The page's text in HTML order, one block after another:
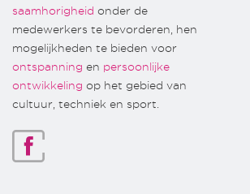
saamhorigheid onder de
medewerkers te bevorderen, hen
mogelijkheden te bieden voor
ontspanning en persoonlijke
ontwikkeling op het gebied van
cultuur, techniek en sport.